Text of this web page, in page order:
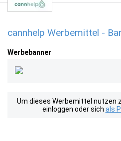
cannhelp Werbemittel -
Werbebanner
Um dieses Werbemittel nutzen
einloggen oder sich als